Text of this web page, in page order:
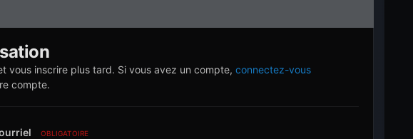
vous inscrire plus tard. Si vous avez un compte, connectez-vous
compte.
OBLIGATOIRE